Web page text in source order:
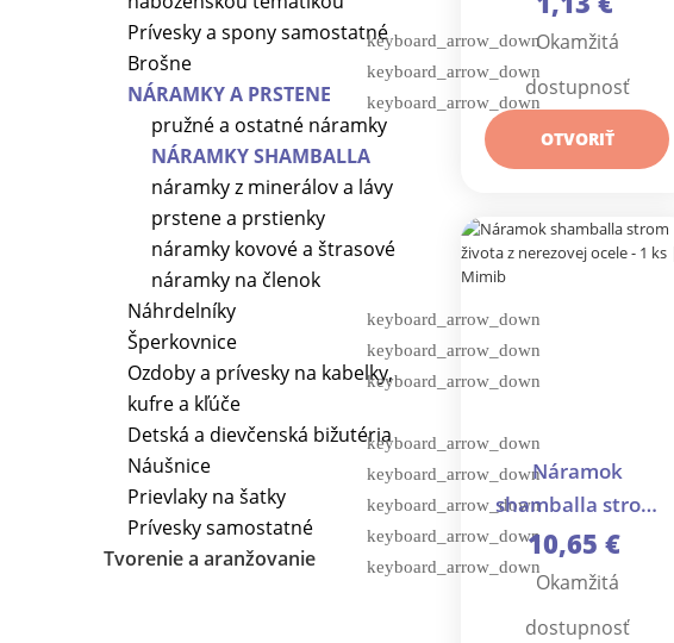
Prívesky a spony samostatné
Brošne
NÁRAMKY A PRSTENE
pružné a ostatné náramky
NÁRAMKY SHAMBALLA
náramky z minerálov a lávy
prstene a prstienky
náramky kovové a štrasové
náramky na členok
Náhrdelníky
Šperkovnice
Ozdoby a prívesky na kabelky,
kufre a kľúče
Detská a dievčenská bižutéria
Náušnice
Prievlaky na šatky
Prívesky samostatné
Tvorenie a aranžovanie
Okamžitá
dostupnosť
OTVORIŤ
Náramok
shamballa strom
života z nerezovej
ocele - 1 ks
10,65 €
Okamžitá
dostupnosť